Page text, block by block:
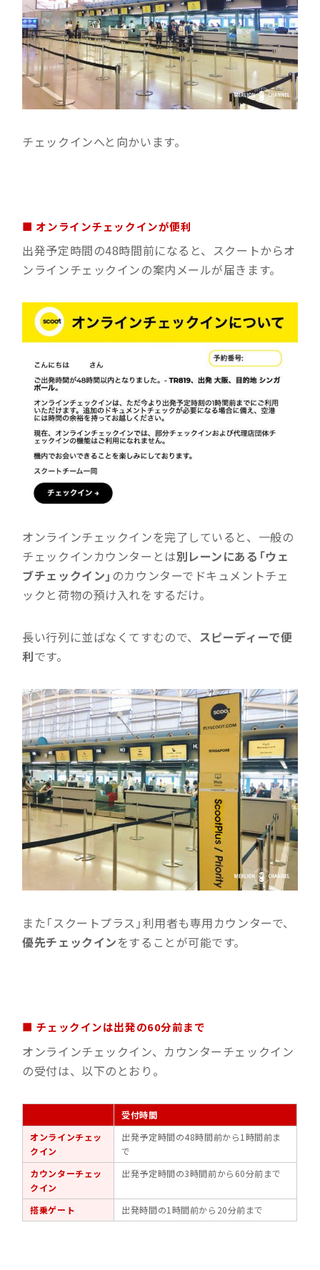
チェックインへと向かいます。
■ オンラインチェックインが便利
出発予定時間の48時間前になると、スクートからオ
ンラインチェックインの案内メールが届きます。
オンラインチェックインを完了していると、一般の
チェックインカウンターとは別レーンにある「ウェ
ブチェックイン」 のカウンターでドキュメントチェ
ックと荷物の預け入れをするだけ。
長い行列に並ばなくてすむので、 スピーディーで便
利です。
また「スクートプラス」利用者も専用カウンターで、
優先チェックインをすることが可能です。
■ チェックインは出発の60分前まで
オンラインチェックイン、カウンターチェックイン
の受付は、以下のとおり。
受付時間
オンラインチェッ
クイン
出発予定時間の48時間前から1時間前ま
で
カウンターチェッ
クイン
出発予定時間の3時間前から60分前まで
搭乗ゲート 出発時間の1時間前から20分前まで